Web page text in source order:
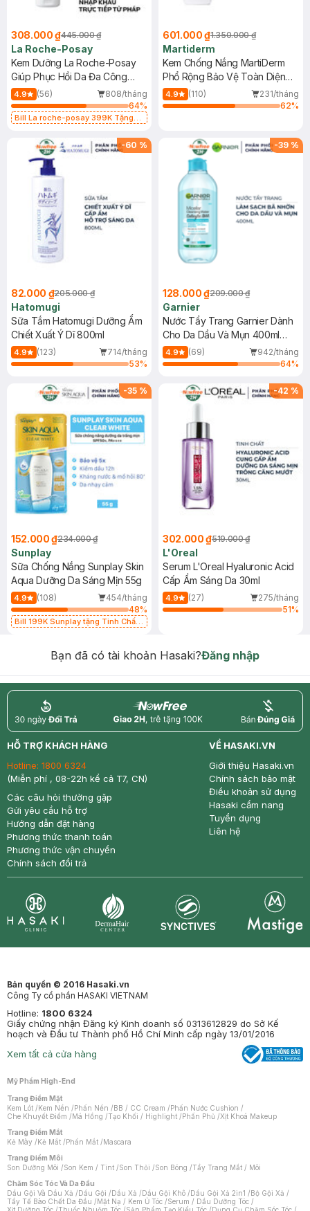
308.000 ₫445.000 ₫
La Roche-Posay
Kem Dưỡng La Roche-Posay
Giúp Phục Hồi Da Đa Công
Dụng 40ml
4.9 (56)
808/tháng
64%
Bill La roche-posay 399K Tặng
(SL có hạn)
601.000 ₫1.350.000 ₫
Martiderm
Kem Chống Nắng MartiDerm
Phổ Rộng Bảo Vệ Toàn Diện
40ml
4.9 (110)
231/tháng
62%
-60 %
82.000 ₫205.000 ₫
Hatomugi
Sữa Tắm Hatomugi Dưỡng Ẩm
Chiết Xuất Ý Dĩ 800ml
4.9 (123)
714/tháng
53%
-39 %
128.000 ₫209.000 ₫
Garnier
Nước Tẩy Trang Garnier Dành
Cho Da Dầu Và Mụn 400ml
(Mới)
4.9 (69)
942/tháng
64%
-35 %
152.000 ₫234.000 ₫
Sunplay
Sữa Chống Nắng Sunplay Skin
Aqua Dưỡng Da Sáng Mịn 55g
4.9 (108)
454/tháng
48%
Bill 199K Sunplay tặng Tinh Chất
-42 %
302.000 ₫519.000 ₫
L'Oreal
Serum L'Oreal Hyaluronic Acid
Cấp Ẩm Sáng Da 30ml
4.9 (27)
275/tháng
51%
Bạn đã có tài khoản Hasaki?Đăng nhập
return nowfree price
HỖ TRỢ KHÁCH HÀNG
Hotline: 1800 6324
(Miễn phí , 08-22h kể cả T7, CN)
Các câu hỏi thường gặp
Gửi yêu cầu hỗ trợ
Hướng dẫn đặt hàng
Phương thức thanh toán
Phương thức vận chuyển
Chính sách đổi trả
VỀ HASAKI.VN
Giới thiệu Hasaki.vn
Chính sách bảo mật
Điều khoản sử dụng
Hasaki cẩm nang
Tuyển dụng
Liên hệ
Bản quyền © 2016 Hasaki.vn
Công Ty cổ phần HASAKI VIETNAM
Hotline: 1800 6324
Giấy chứng nhận Đăng ký Kinh doanh số 0313612829 do Sở Kế
hoạch và Đầu tư Thành phố Hồ Chí Minh cấp ngày 13/01/2016
Xem tất cả cửa hàng
Mỹ Phẩm High-End
Trang Điểm Mặt
Kem Lót /Kem Nền /Phấn Nền /BB / CC Cream /Phấn Nước Cushion /
Che Khuyết Điểm /Má Hồng /Tạo Khối / Highlight /Phấn Phủ /Xịt Khoá Makeup
Trang Điểm Mắt
Kẻ Mày /Kẻ Mắt /Phấn Mắt /Mascara
Trang Điểm Môi
Son Dưỡng Môi /Son Kem / Tint /Son Thỏi /Son Bóng /Tẩy Trang Mắt / Môi
Chăm Sóc Tóc Và Da Đầu
Dầu Gội Và Dầu Xả /Dầu Gội /Dầu Xả /Dầu Gội Khô /Dầu Gội Xả 2in1 /Bộ Gội Xả /
Tẩy Tế Bào Chết Da Đầu /Mặt Nạ / Kem Ủ Tóc /Serum / Dầu Dưỡng Tóc /